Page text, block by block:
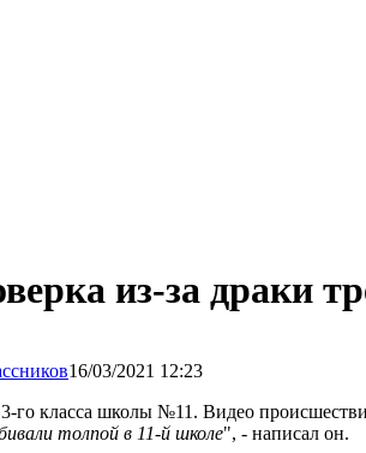
из-за драки
16/03/2021 12:23
го класса школы №11. Видео
толпой в 11-й школе", - написал он.